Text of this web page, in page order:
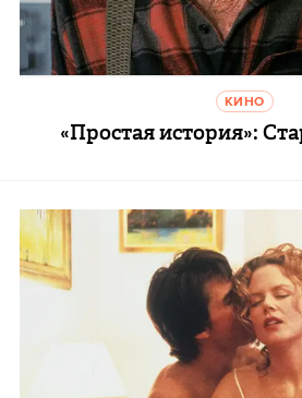
КИНО
«Простая история»: